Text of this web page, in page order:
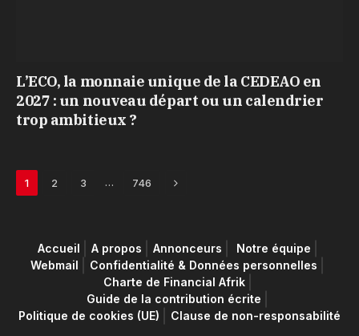
L’ECO, la monnaie unique de la CEDEAO en
2027 : un nouveau départ ou un calendrier
trop ambitieux ?
1 2 3 … 746 Next
Accueil A propos Annonceurs
Notre équipe
Webmail
Confidentialité & Données personnelles
Charte de Financial Afrik
Guide de la contribution écrite
Politique de cookies (UE)
Clause de non-responsabilité